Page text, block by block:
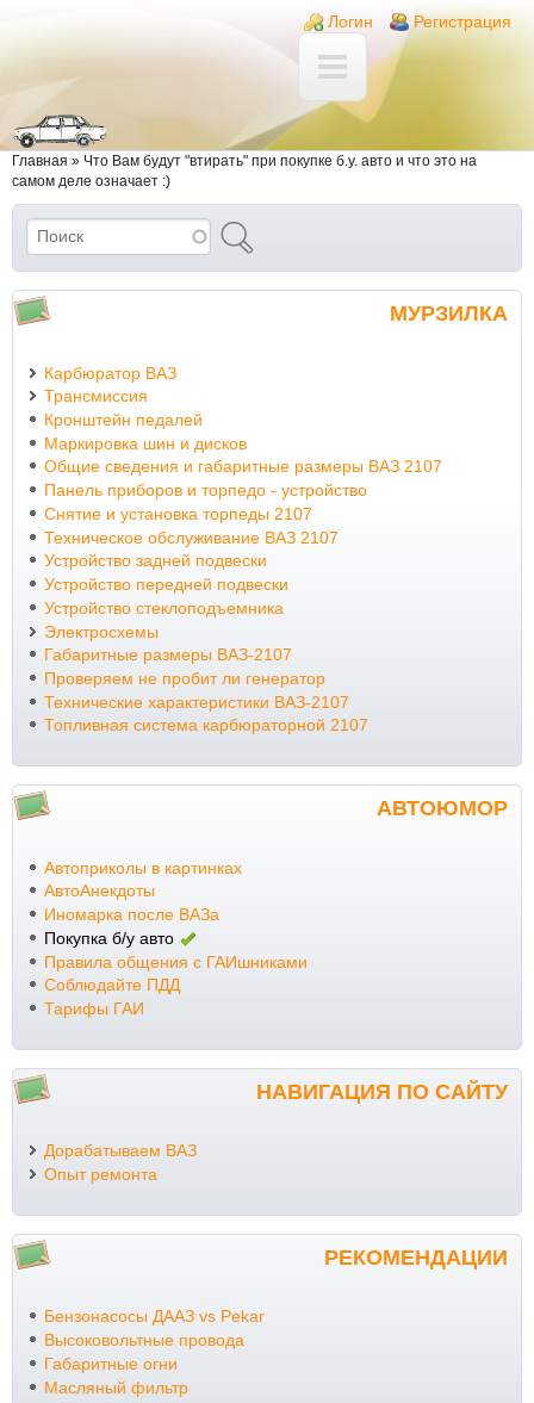
Login links
Логин Регистрация
Вы здесь
Главная » Что Вам будут "втирать" при покупке б.у. авто и что это на
самом деле означает :)
Форма поиска
Поиск
МУРЗИЛКА
Карбюратор ВАЗ
Трансмиссия
Кронштейн педалей
Маркировка шин и дисков
Общие сведения и габаритные размеры ВАЗ 2107
Панель приборов и торпедо - устройство
Снятие и установка торпеды 2107
Техническое обслуживание ВАЗ 2107
Устройство задней подвески
Устройство передней подвески
Устройство стеклоподъемника
Электросхемы
Габаритные размеры ВАЗ-2107
Проверяем не пробит ли генератор
Технические характеристики ВАЗ-2107
Топливная система карбюраторной 2107
АВТОЮМОР
Автоприколы в картинках
АвтоАнекдоты
Иномарка после ВАЗа
Покупка б/у авто
Правила общения с ГАИшниками
Соблюдайте ПДД
Тарифы ГАИ
НАВИГАЦИЯ ПО САЙТУ
Дорабатываем ВАЗ
Опыт ремонта
РЕКОМЕНДАЦИИ
Бензонасосы ДААЗ vs Pekar
Высоковольтные провода
Габаритные огни
Масляный фильтр